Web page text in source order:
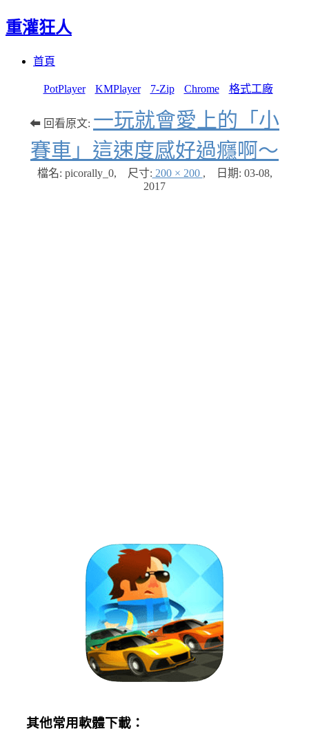
重灌狂人
首頁
PotPlayer KMPlayer 7-Zip Chrome 格式工廠
⬅ 回看原文: 一玩就會愛上的「小
賽車」這速度感好過癮啊～
檔名: picorally_0, 尺寸: 200 × 200 , 日期: 03-08,
2017
其他常用軟體下載：